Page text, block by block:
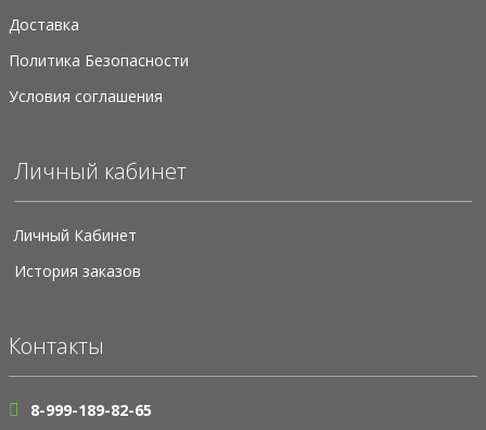
Доставка
Политика Безопасности
Условия соглашения
Личный кабинет
Личный Кабинет
История заказов
Контакты
8-999-189-82-65